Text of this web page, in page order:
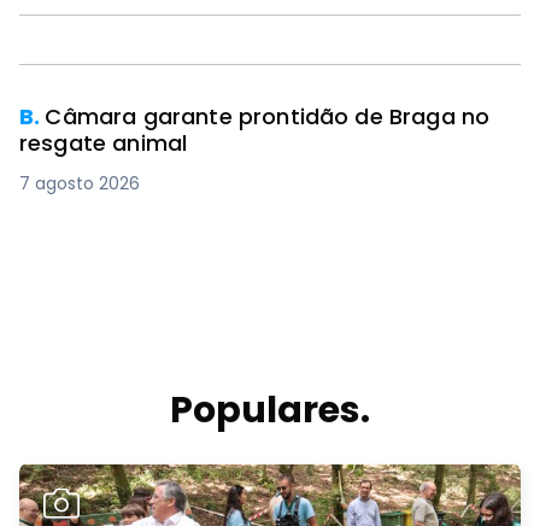
B. Câmara garante prontidão de Braga no
resgate animal
7 agosto 2026
Populares.